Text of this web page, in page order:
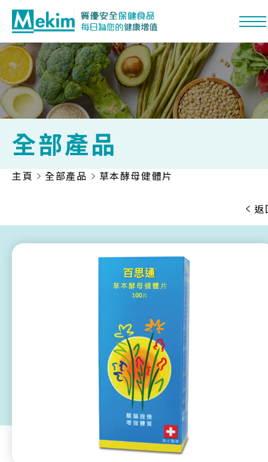
功能系列
產品品牌
全部產品
主頁 全部產品 草本酵母健體片
返